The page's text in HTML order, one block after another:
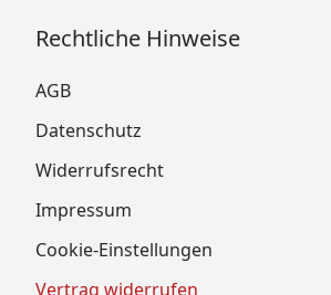
Rechtliche Hinweise
AGB
Datenschutz
Widerrufsrecht
Impressum
Cookie-Einstellungen
Vertrag widerrufen